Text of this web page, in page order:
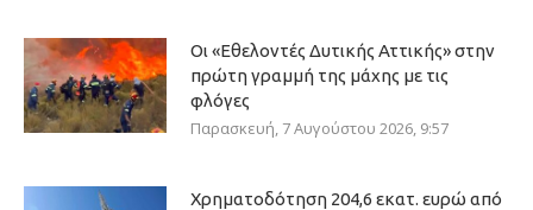
Οι «Εθελοντές Δυτικής Αττικής» στην
πρώτη γραμμή της μάχης με τις
φλόγες
Παρασκευή, 7 Αυγούστου 2026, 9:57
Χρηματοδότηση 204,6 εκατ. ευρώ από